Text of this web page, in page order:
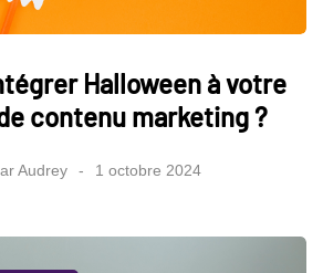
Halloween à votre
contenu marketing ?
Audrey 1 octobre 2024